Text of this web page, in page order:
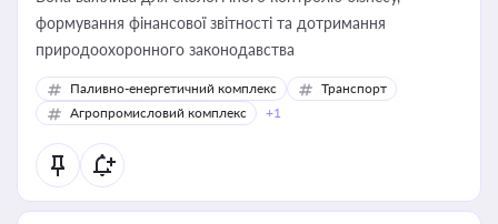
формування фінансової звітності та дотримання
природоохоронного законодавства
Паливно-енергетичний комплекс
Транспорт
Агропромисловий комплекс
+1